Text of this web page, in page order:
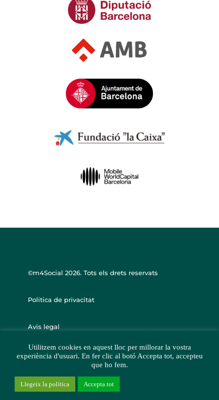
©m4Social 2026. Tots els drets reservats
Politica de privacitat
Avis legal
Utilitzem cookies en aquest lloc per millorar la vostra
experiència d'usuari. En fer clic al botó Accepta tot, accepteu
que ho fem.
Llegeix la política Accepta tot